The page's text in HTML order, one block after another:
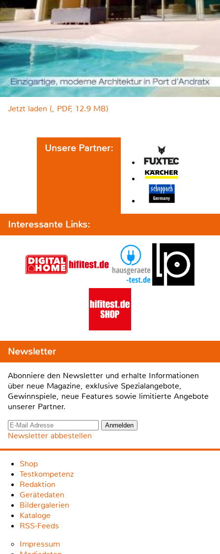
Jetzt laden (, PDF, 12.9 MB)
Unsere Partner:
Interessante Links:
Newsletter
Abonniere den Newsletter und erhalte Informationen
über neue Magazine, exklusive Spezialangebote,
Gewinnspiele, neue Features sowie limitierte Angebote
unserer Partner.
Newsletter abbestellen
Shop
Testkompetenz
Redaktion
Gerätedaten
Bildergalerien
Kataloge
RSS-Feeds
Impressum